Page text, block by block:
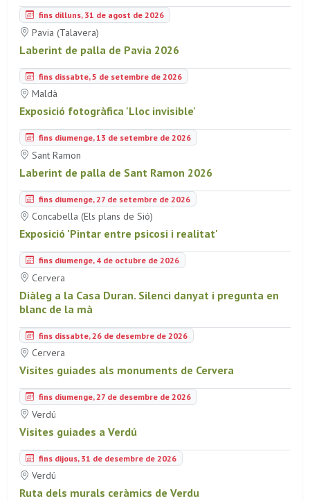
fins dilluns, 31 de agost de 2026
Pavia (Talavera)
Laberint de palla de Pavia 2026
fins dissabte, 5 de setembre de 2026
Maldà
Exposició fotogràfica 'Lloc invisible'
fins diumenge, 13 de setembre de 2026
Sant Ramon
Laberint de palla de Sant Ramon 2026
fins diumenge, 27 de setembre de 2026
Concabella (Els plans de Sió)
Exposició 'Pintar entre psicosi i realitat'
fins diumenge, 4 de octubre de 2026
Cervera
Diàleg a la Casa Duran. Silenci danyat i pregunta en
blanc de la mà
fins dissabte, 26 de desembre de 2026
Cervera
Visites guiades als monuments de Cervera
fins diumenge, 27 de desembre de 2026
Verdú
Visites guiades a Verdú
fins dijous, 31 de desembre de 2026
Verdú
Ruta dels murals ceràmics de Verdu